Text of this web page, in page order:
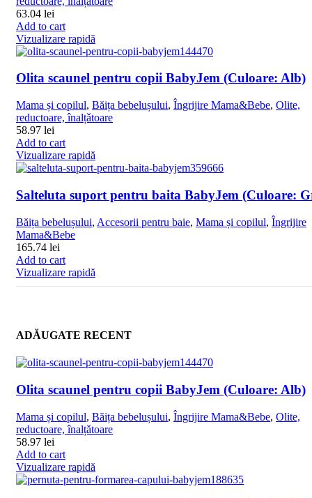
63.04 lei
Add to cart
Vizualizare rapidă
Olita scaunel pentru copii BabyJem (Culoare: Alb)
Mama și copilul, Băița bebelușului, Îngrijire Mama&Bebe, Olite,
reductoare, înalțǎtoare
58.97 lei
Add to cart
Vizualizare rapidă
Salteluta suport pentru baita BabyJem (Culoare:
Băița bebelușului, Accesorii pentru baie, Mama și copilul, Îngrijire
Mama&Bebe
165.74 lei
Add to cart
Vizualizare rapidă
ADĂUGATE RECENT
Olita scaunel pentru copii BabyJem (Culoare: Alb)
Mama și copilul, Băița bebelușului, Îngrijire Mama&Bebe, Olite,
reductoare, înalțǎtoare
58.97 lei
Add to cart
Vizualizare rapidă